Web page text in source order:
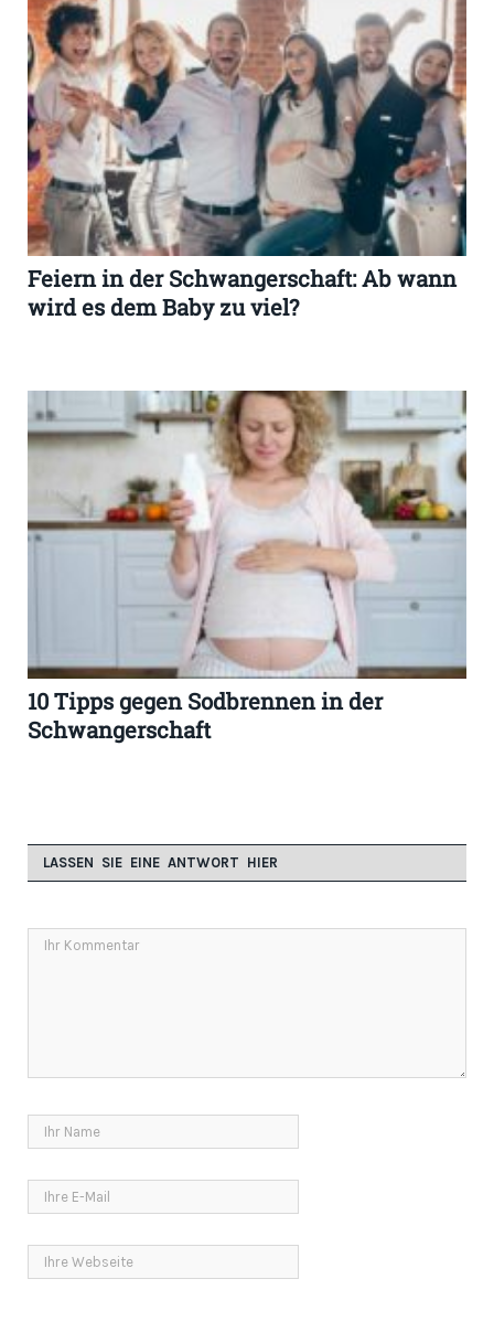
Feiern in der Schwangerschaft: Ab wann
wird es dem Baby zu viel?
10 Tipps gegen Sodbrennen in der
Schwangerschaft
LASSEN SIE EINE ANTWORT HIER